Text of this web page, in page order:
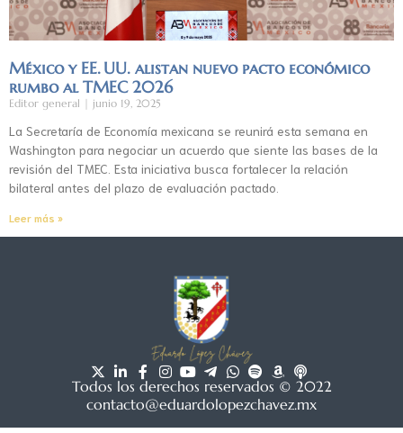
México y EE. UU. alistan nuevo pacto económico
rumbo al TMEC 2026
Editor general junio 19, 2025
La Secretaría de Economía mexicana se reunirá esta semana en
Washington para negociar un acuerdo que siente las bases de la
revisión del TMEC. Esta iniciativa busca fortalecer la relación
bilateral antes del plazo de evaluación pactado.
Leer más »
Todos los derechos reservados © 2022
contacto@eduardolopezchavez.mx